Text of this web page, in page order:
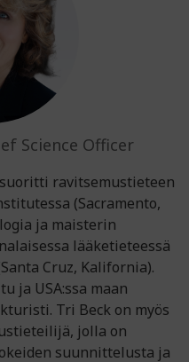
Science Officer
suoritti ravitsemustieteen
(Sacramento,
ja maisterin
lääketieteessä
Cruz, Kalifornia).
ja USA:ssa maan
Tri Beck on myös
jolla on
suunnittelusta ja